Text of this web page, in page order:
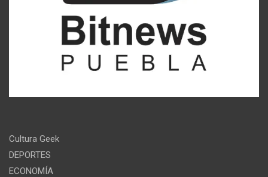
Cultura Geek
DEPORTES
ECONOMÍA